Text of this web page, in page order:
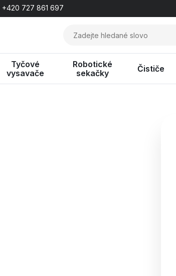
+420 727 861 697
Tyčové
vysavače
Robotické
sekačky
Čističe